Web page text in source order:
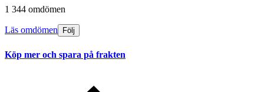
1 344 omdömen
Läs omdömen Följ
Köp mer och spara på frakten